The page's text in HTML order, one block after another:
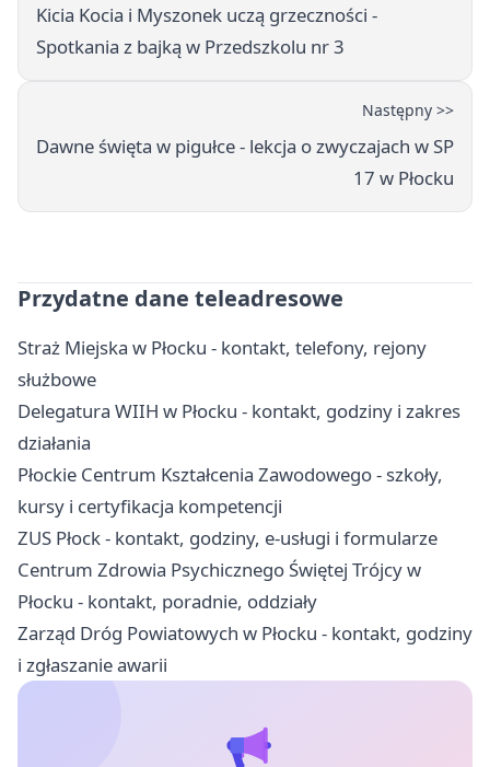
Kicia Kocia i Myszonek uczą grzeczności -
Spotkania z bajką w Przedszkolu nr 3
Następny >>
Dawne święta w pigułce - lekcja o zwyczajach w SP
17 w Płocku
Przydatne dane teleadresowe
Straż Miejska w Płocku - kontakt, telefony, rejony
służbowe
Delegatura WIIH w Płocku - kontakt, godziny i zakres
działania
Płockie Centrum Kształcenia Zawodowego - szkoły,
kursy i certyfikacja kompetencji
ZUS Płock - kontakt, godziny, e-usługi i formularze
Centrum Zdrowia Psychicznego Świętej Trójcy w
Płocku - kontakt, poradnie, oddziały
Zarząd Dróg Powiatowych w Płocku - kontakt, godziny
i zgłaszanie awarii